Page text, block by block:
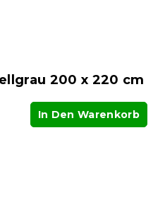
200 x 220 cm
In Den Warenkorb